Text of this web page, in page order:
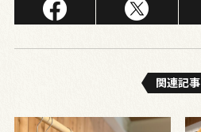
関連記事